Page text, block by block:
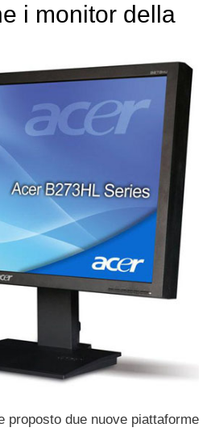
i monitor della
proposto due nuove piattaforme